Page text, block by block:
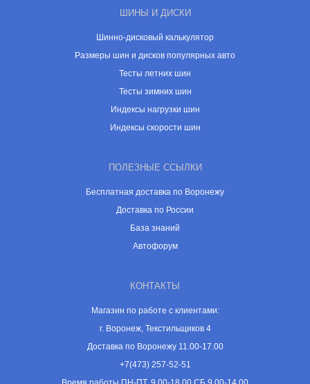
ШИНЫ И ДИСКИ
Шинно-дисковый калькулятор
Размеры шин и дисков популярных авто
Тесты летних шин
Тесты зимних шин
Индексы нагрузки шин
Индексы скорости шин
ПОЛЕЗНЫЕ ССЫЛКИ
Бесплатная доставка по Воронежу
Доставка по России
База знаний
Автофорум
КОНТАКТЫ
Магазин по работе с клиентами:
г. Воронеж, Текстильщиков 4
Доставка по Воронежу 11.00-17.00
+7(473) 257-52-51